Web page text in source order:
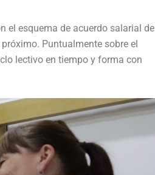
el esquema de acuerdo salarial de
Puntualmente sobre el
lectivo en tiempo y forma con